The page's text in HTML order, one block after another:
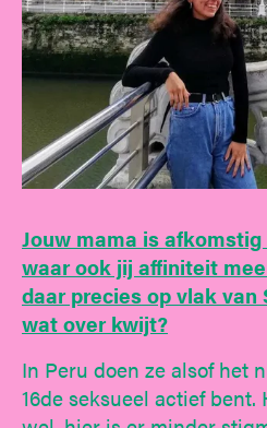
Jouw mama is
waar ook jij affiniteit
daar precies op vlak van
wat over kwijt?
In Peru doen ze alsof het
16de seksueel actief